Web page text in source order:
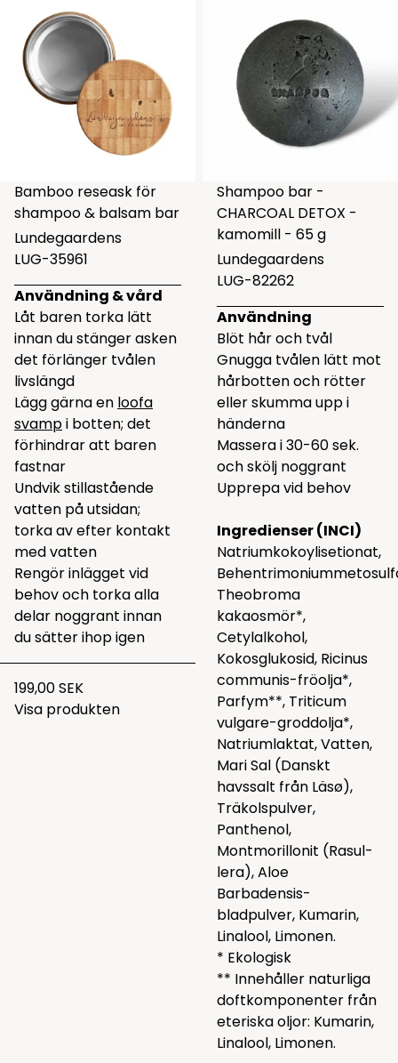
Bamboo reseask för
shampoo & balsam bar
Lundegaardens
LUG-35961
Användning & vård
Låt baren torka lätt
innan du stänger asken
det förlänger tvålen
livslängd
Lägg gärna en loofa
svampi botten; det
förhindrar att baren
fastnar
Undvik stillastående
vatten på utsidan;
torka av efter kontakt
med vatten
Rengör inlägget vid
behov och torka alla
delar noggrant innan
du sätter ihop igen
199,00 SEK
Visa produkten
Shampoo bar -
CHARCOAL DETOX -
kamomill - 65 g
Lundegaardens
LUG-82262
Användning
Blöt hår och tvål
Gnugga tvålen lätt mot
hårbotten och rötter
eller skumma upp i
händerna
Massera i 30-60 sek.
och skölj noggrant
Upprepa vid behov
Ingredienser (INCI)
Natriumkokoylisetionat,
Theobroma
kakaosmör*,
Cetylalkohol,
Kokosglukosid, Ricinus
communis-fröolja*,
Parfym**, Triticum
vulgare-groddolja*,
Natriumlaktat, Vatten,
Mari Sal (Danskt
havssalt från Läsø),
Träkolspulver,
Panthenol,
Montmorillonit (Rasul-
lera), Aloe
Barbadensis-
bladpulver, Kumarin,
Linalool, Limonen.
* Ekologisk
** Innehåller naturliga
doftkomponenter från
eteriska oljor: Kumarin,
Linalool, Limonen.